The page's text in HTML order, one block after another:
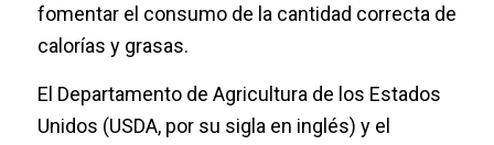
fomentar el consumo de la cantidad correcta de
calorías y grasas.
El Departamento de Agricultura de los Estados
Unidos (USDA, por su sigla en inglés) y el